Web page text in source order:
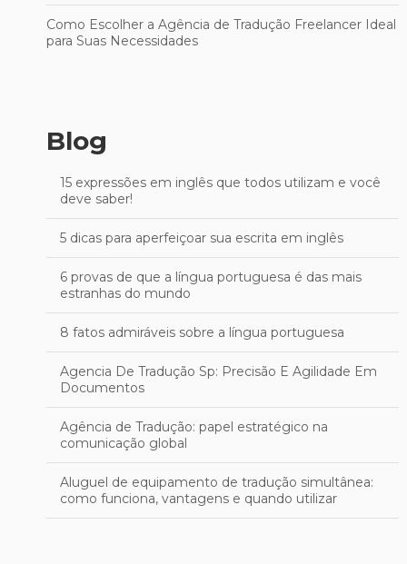
Como Escolher a Agência de Tradução Freelancer Ideal
para Suas Necessidades
Blog
15 expressões em inglês que todos utilizam e você
deve saber!
5 dicas para aperfeiçoar sua escrita em inglês
6 provas de que a língua portuguesa é das mais
estranhas do mundo
8 fatos admiráveis sobre a língua portuguesa
Agencia De Tradução Sp: Precisão E Agilidade Em
Documentos
Agência de Tradução: papel estratégico na
comunicação global
Aluguel de equipamento de tradução simultânea:
como funciona, vantagens e quando utilizar